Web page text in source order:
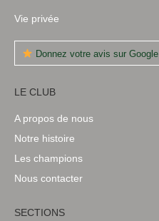
Vie privée
Donnez votre avis sur Google
LE CLUB
A propos de nous
Notre histoire
Les champions
Nous contacter
SECTIONS